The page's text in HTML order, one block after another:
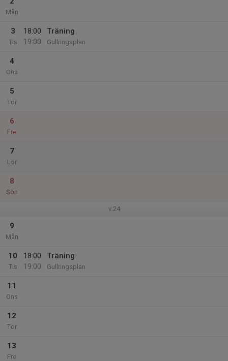
Mån
3
Tis
18:00
19:00
Träning
Gullringsplan
4
Ons
5
Tor
6
Fre
7
Lör
8
Sön
v.24
9
Mån
10
Tis
18:00
19:00
Träning
Gullringsplan
11
Ons
12
Tor
13
Fre